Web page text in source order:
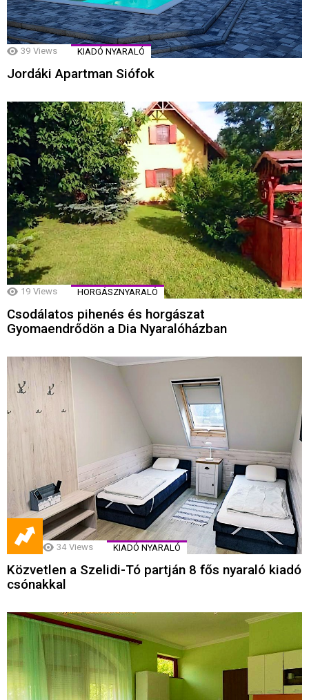
39 Views KIADÓ NYARALÓ
Jordáki Apartman Siófok
19 Views HORGÁSZNYARALÓ
Csodálatos pihenés és horgászat
Gyomaendrődön a Dia Nyaralóházban
34 Views KIADÓ NYARALÓ
Közvetlen a Szelidi-Tó partján 8 fős nyaraló kiadó
csónakkal